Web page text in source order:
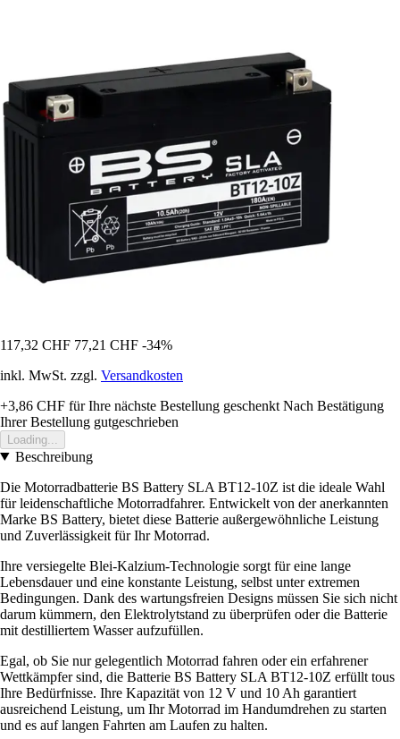
117,32 CHF 77,21 CHF -34%
inkl. MwSt. zzgl. Versandkosten
+3,86 CHF für Ihre nächste Bestellung geschenkt Nach Bestätigung
Ihrer Bestellung gutgeschrieben
Loading...
Beschreibung
Die Motorradbatterie BS Battery SLA BT12-10Z ist die ideale Wahl
für leidenschaftliche Motorradfahrer. Entwickelt von der anerkannten
Marke BS Battery, bietet diese Batterie außergewöhnliche Leistung
und Zuverlässigkeit für Ihr Motorrad.
Ihre versiegelte Blei-Kalzium-Technologie sorgt für eine lange
Lebensdauer und eine konstante Leistung, selbst unter extremen
Bedingungen. Dank des wartungsfreien Designs müssen Sie sich nicht
darum kümmern, den Elektrolytstand zu überprüfen oder die Batterie
mit destilliertem Wasser aufzufüllen.
Egal, ob Sie nur gelegentlich Motorrad fahren oder ein erfahrener
Wettkämpfer sind, die Batterie BS Battery SLA BT12-10Z erfüllt tous
Ihre Bedürfnisse. Ihre Kapazität von 12 V und 10 Ah garantiert
ausreichend Leistung, um Ihr Motorrad im Handumdrehen zu starten
und es auf langen Fahrten am Laufen zu halten.